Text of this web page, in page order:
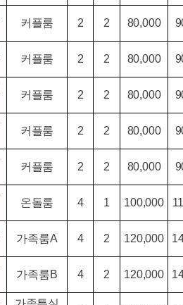
커플룸 2 2 80,000
커플룸 2 2 80,000
커플룸 2 2 80,000
커플룸 2 2 80,000
커플룸 2 2 80,000
온돌룸 4 1 100,000
가족룸A 4 2 120,000
가족룸B 4 2 120,000
가족특실